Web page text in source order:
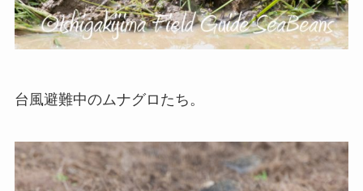
台風避難中のムナグロたち。